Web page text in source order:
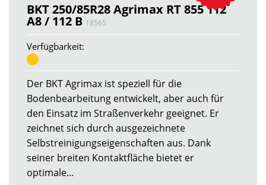
BKT 250/85R28 Agrimax RT 855 112
A8 / 112 B 18565
Verfügbarkeit:
Der BKT Agrimax ist speziell für die
Bodenbearbeitung entwickelt, aber auch für
den Einsatz im Straßenverkehr geeignet. Er
zeichnet sich durch ausgezeichnete
Selbstreinigungseigenschaften aus. Dank
seiner breiten Kontaktfläche bietet er
optimale...